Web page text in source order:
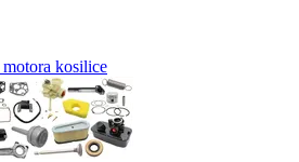
kosilice